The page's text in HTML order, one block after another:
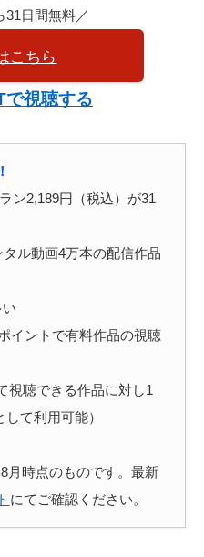
31日間無料／
こちら
で視聴する
ン2,189円（税込）が31
ル動画4万本の配信作品
イントで有料作品の視聴
視聴できる作品に対し1
て利用可能）
月時点のものです。最新
にてご確認ください。